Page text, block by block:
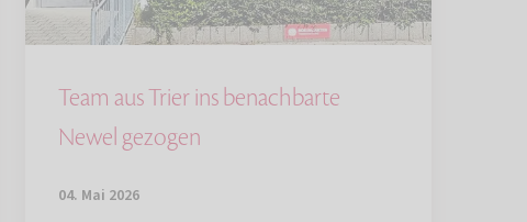
Team aus Trier ins benachbarte
Newel gezogen
04. Mai 2026